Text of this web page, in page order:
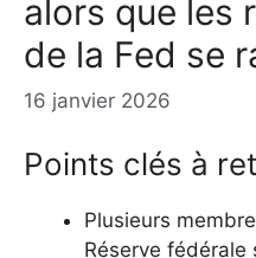
alors que les
de la Fed se
16 janvier 2026
Points clés à
Plusieurs
Réserve fédérale